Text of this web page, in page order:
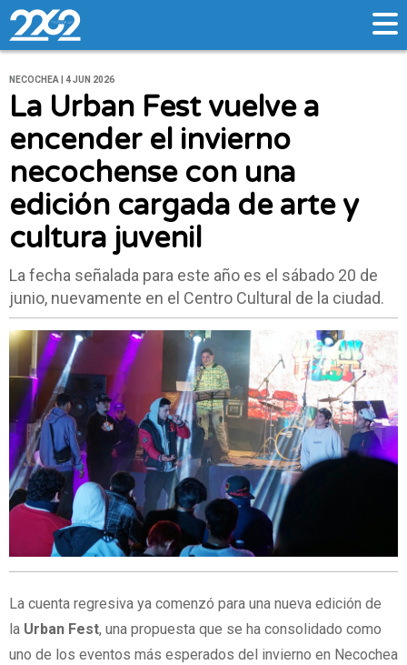
NECOCHEA | 4 JUN 2026
La Urban Fest vuelve a
encender el invierno
necochense con una
edición cargada de arte y
cultura juvenil
La fecha señalada para este año es el sábado 20 de
junio, nuevamente en el Centro Cultural de la ciudad.
La cuenta regresiva ya comenzó para una nueva edición de
la Urban Fest, una propuesta que se ha consolidado como
uno de los eventos más esperados del invierno en Necochea